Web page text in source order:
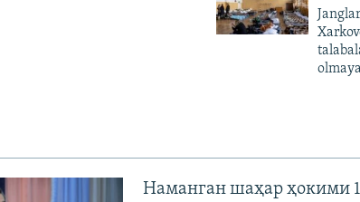
480p
Наманган шаҳар ҳокими